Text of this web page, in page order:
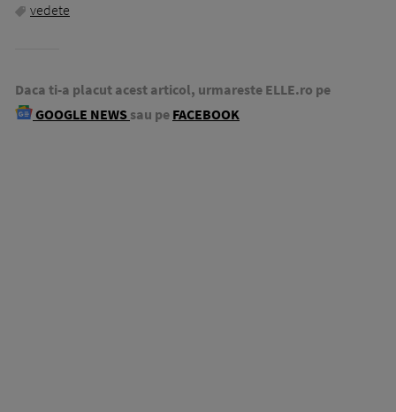
vedete
Daca ti-a placut acest articol, urmareste ELLE.ro pe
GOOGLE NEWS sau pe FACEBOOK